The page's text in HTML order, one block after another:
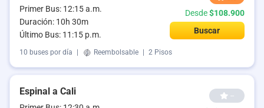
Primer Bus: 12:15 a.m.
Duración: 10h 30m
Último Bus: 11:15 p.m.
Desde$108.900
Buscar
10 buses por día Reembolsable 2 Pisos
Espinal a Cali --